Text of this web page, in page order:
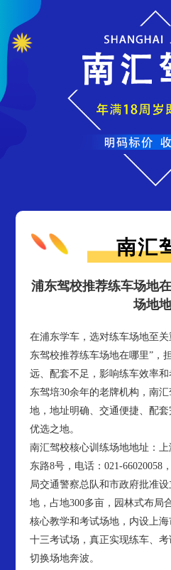
南汇
浦东驾校推荐练车场地
场地
在浦东学车，选对练车场地至
东驾校推荐练车场地在哪里”，
远、配套不足，影响练车效率
东驾培30余年的老牌机构，南
地，地址明确、交通便捷、配
优选之地。
南汇驾校核心训练场地地址：
东路8号，电话：021-66020058
局交通警察总队和市政府批准
地，占地300多亩，园林式布局
核心教学和考试场地，内设上
十三考试场，真正实现练车、
切换场地奔波。